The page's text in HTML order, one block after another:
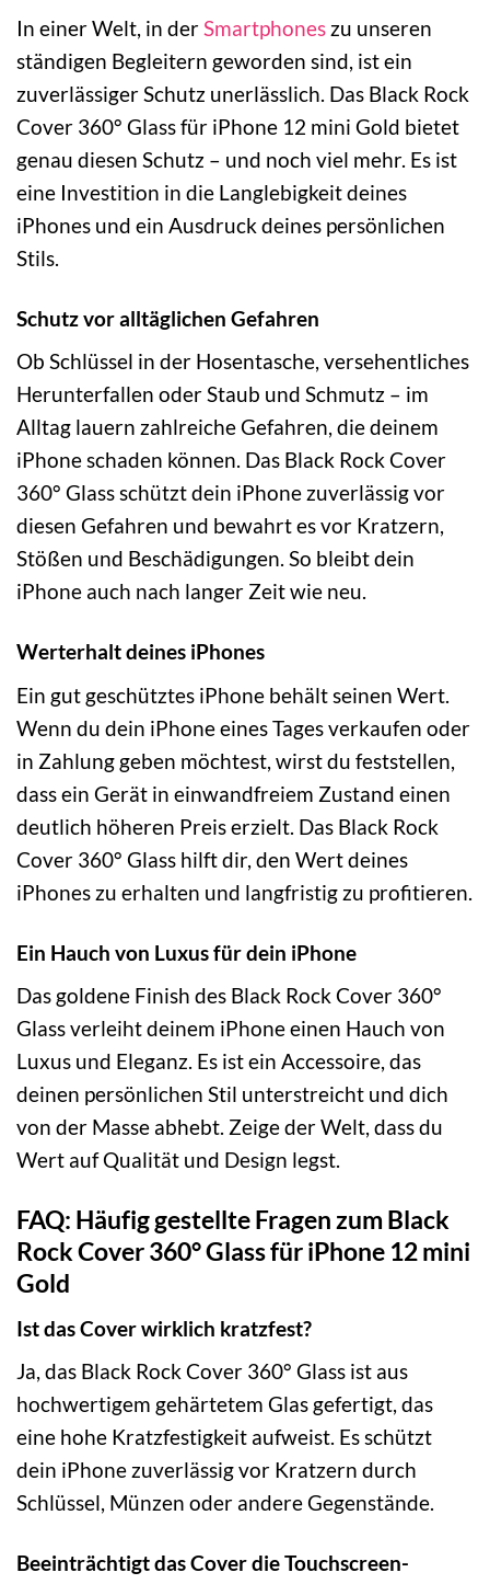
In einer Welt, in derSmartphones zu unseren
ständigen Begleitern geworden sind, ist ein
zuverlässiger Schutz unerlässlich. Das Black Rock
Cover 360° Glass für iPhone 12 mini Gold bietet
genau diesen Schutz – und noch viel mehr. Es ist
eine Investition in die Langlebigkeit deines
iPhones und ein Ausdruck deines persönlichen
Stils.
Schutz vor alltäglichen Gefahren
Ob Schlüssel in der Hosentasche, versehentliches
Herunterfallen oder Staub und Schmutz – im
Alltag lauern zahlreiche Gefahren, die deinem
iPhone schaden können. Das Black Rock Cover
360° Glass schützt dein iPhone zuverlässig vor
diesen Gefahren und bewahrt es vor Kratzern,
Stößen und Beschädigungen. So bleibt dein
iPhone auch nach langer Zeit wie neu.
Werterhalt deines iPhones
Ein gut geschütztes iPhone behält seinen Wert.
Wenn du dein iPhone eines Tages verkaufen oder
in Zahlung geben möchtest, wirst du feststellen,
dass ein Gerät in einwandfreiem Zustand einen
deutlich höheren Preis erzielt. Das Black Rock
Cover 360° Glass hilft dir, den Wert deines
iPhones zu erhalten und langfristig zu profitieren.
Ein Hauch von Luxus für dein iPhone
Das goldene Finish des Black Rock Cover 360°
Glass verleiht deinem iPhone einen Hauch von
Luxus und Eleganz. Es ist ein Accessoire, das
deinen persönlichen Stil unterstreicht und dich
von der Masse abhebt. Zeige der Welt, dass du
Wert auf Qualität und Design legst.
FAQ: Häufig gestellte Fragen zum Black
Rock Cover 360° Glass für iPhone 12 mini
Gold
Ist das Cover wirklich kratzfest?
Ja, das Black Rock Cover 360° Glass ist aus
hochwertigem gehärtetem Glas gefertigt, das
eine hohe Kratzfestigkeit aufweist. Es schützt
dein iPhone zuverlässig vor Kratzern durch
Schlüssel, Münzen oder andere Gegenstände.
Beeinträchtigt das Cover die Touchscreen-